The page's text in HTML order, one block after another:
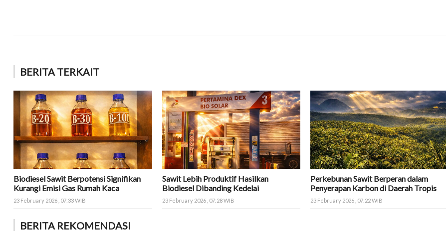
BERITA TERKAIT
Biodiesel Sawit Berpotensi Signifikan
Kurangi Emisi Gas Rumah Kaca
23 February 2026 , 07:33 WIB
Sawit Lebih Produktif Hasilkan
Biodiesel Dibanding Kedelai
23 February 2026 , 07:28 WIB
Perkebunan Sawit Berperan dalam
Penyerapan Karbon di Daerah Tropis
23 February 2026 , 07:22 WIB
BERITA REKOMENDASI